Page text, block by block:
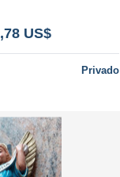
US$
Privado